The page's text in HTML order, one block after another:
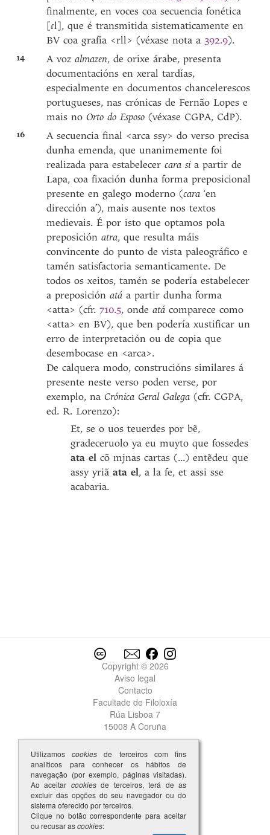
finalmente, en voces coa secuencia fonética
[ɾl], que é transmitida sistematicamente en
BV coa grafía <rll> (véxase nota a 392.9).
14 A vozalmazen, de orixe árabe, presenta
documentacións en xeral tardías,
especialmente en documentos chancelerescos
portugueses, nas crónicas de Fernão Lopes e
mais noOrto do Esposo (véxase CGPA, CdP).
16
A secuencia final <arca ssy> do verso precisa
dunha emenda, que unanimemente foi
realizada para estabelecercara sia partir de
Lapa, coa fixación dunha forma preposicional
presente en galego moderno (cara ‘en
dirección a’), mais ausente nos textos
medievais. É por isto que optamos pola
preposiciónatra, que resulta máis
convincente do punto de vista paleográfico e
tamén satisfactoria semanticamente. De
todos os xeitos, tamén se podería estabelecer
a preposiciónatá a partir dunha forma
<atta> (cfr.710.5, ondeatácomparece como
<atta> en BV), que ben podería xustificar un
erro de interpretación ou de copia que
desembocase en <arca>.
De calquera modo, construcións similares á
presente neste verso poden verse, por
exemplo, naCrónica Geral Galega (cfr. CGPA,
ed. R. Lorenzo):
Et, se o uos teuerdes por bẽ,
gradeceruolo ya eu muyto que fossedes
ata el cõ mjnas cartas (...) entẽdeu que
assy yriãata el, a la fe, et assi sse
acabaria.
Copyright © 2026
Aviso legal
Contacto
Facultade de Filoloxía
Rúa Lisboa 7
15008 A Coruña
Utilizamoscookies de terceiros com fins
analíticos para conhecer os hábitos de
navegação (por exemplo, páginas visitadas).
Ao aceitar cookiesde terceiros, terá de as
excluir das opções do seu navegador ou do
sistema oferecido por terceiros.
Clique no botão correspondente para aceitar
ou recusar ascookies: